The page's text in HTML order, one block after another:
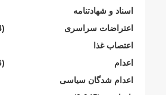
اسناد و شهادتنامە
اعتراضات سراسری
(914)
اعتصاب غذا
اعدام
(326)
اعدام شدگان سیاسی